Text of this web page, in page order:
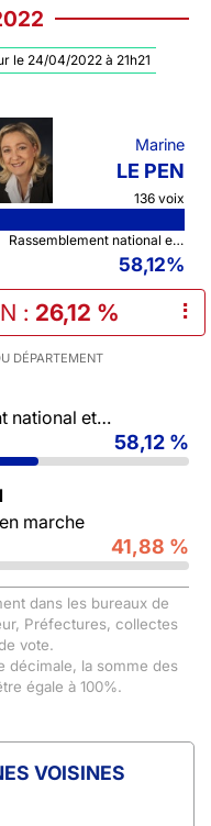
le 24/04/2022 à 21h21
Marine
LE PEN
136 voix
Rassemblement national et ses alliés
58,12%
: 26,12 % ⠇
DÉPARTEMENT
et ses alliés
58,12 %
marche
41,88 %
dans les bureaux de
Préfectures, collectes
vote.
décimale, la somme des
égale à 100%.
VOISINES